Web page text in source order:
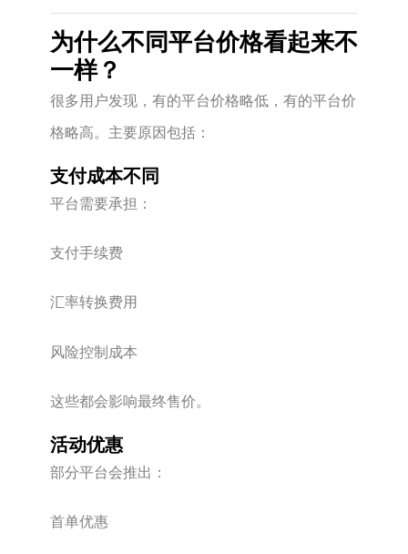
为什么不同平台价格看起来不
一样？
很多用户发现，有的平台价格略低，有的平台价
格略高。主要原因包括：
支付成本不同
平台需要承担：
支付手续费
汇率转换费用
风险控制成本
这些都会影响最终售价。
活动优惠
部分平台会推出：
首单优惠